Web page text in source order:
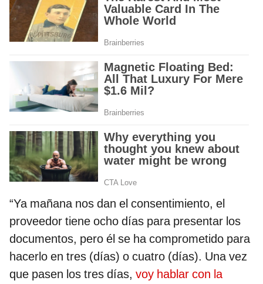
“Ya mañana nos dan el consentimiento, el
proveedor tiene ocho días para presentar los
documentos, pero él se ha comprometido para
hacerlo en tres (días) o cuatro (días). Una vez
que pasen los tres días, voy hablar con la